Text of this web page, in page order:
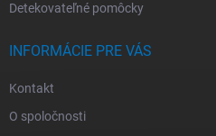
Detekovateľné pomôcky
INFORMÁCIE PRE VÁS
Kontakt
O spoločnosti